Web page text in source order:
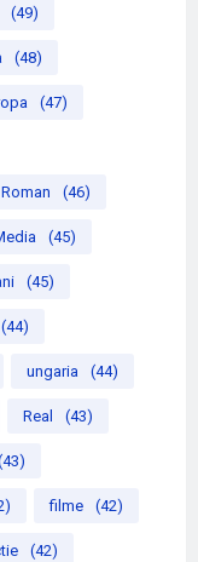
(49)
(48)
(47)
Roman (46)
(45)
(45)
(44)
ungaria (44)
Real (43)
filme (42)
(42)